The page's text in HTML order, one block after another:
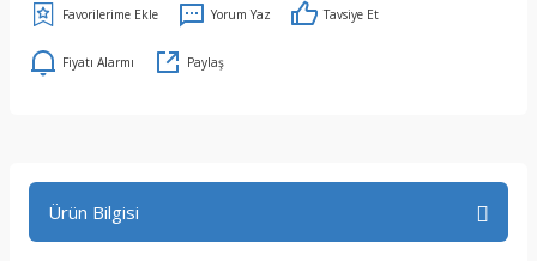
Yorum Yaz Tavsiye Et
Fiyatı Alarmı Paylaş
Ürün Bilgisi